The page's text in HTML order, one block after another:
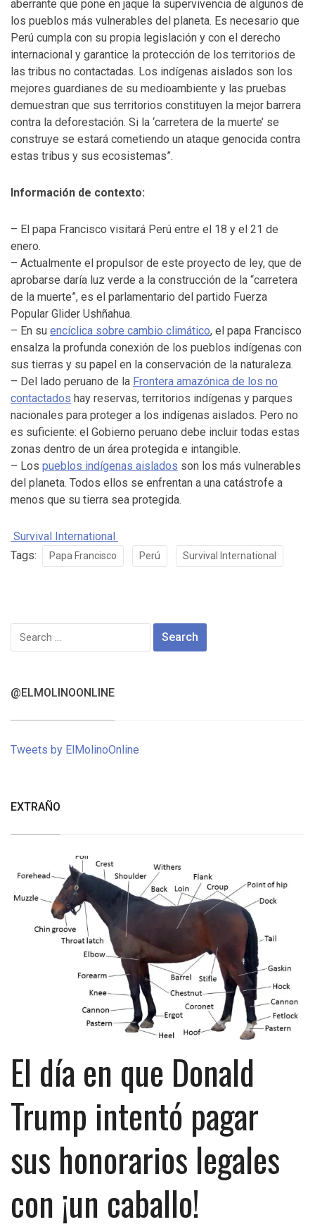
aberrante que pone en jaque la supervivencia de algunos de
los pueblos más vulnerables del planeta. Es necesario que
Perú cumpla con su propia legislación y con el derecho
internacional y garantice la protección de los territorios de
las tribus no contactadas. Los indígenas aislados son los
mejores guardianes de su medioambiente y las pruebas
demuestran que sus territorios constituyen la mejor barrera
contra la deforestación. Si la ‘carretera de la muerte’ se
construye se estará cometiendo un ataque genocida contra
estas tribus y sus ecosistemas”.
Información de contexto:
– El papa Francisco visitará Perú entre el 18 y el 21 de
enero.
– Actualmente el propulsor de este proyecto de ley, que de
aprobarse daría luz verde a la construcción de la “carretera
de la muerte”, es el parlamentario del partido Fuerza
Popular Glider Ushñahua.
– En su encíclica sobre cambio climático, el papa Francisco
ensalza la profunda conexión de los pueblos indígenas con
sus tierras y su papel en la conservación de la naturaleza.
– Del lado peruano de la Frontera amazónica de los no
contactados hay reservas, territorios indígenas y parques
nacionales para proteger a los indígenas aislados. Pero no
es suficiente: el Gobierno peruano debe incluir todas estas
zonas dentro de un área protegida e intangible.
– Los pueblos indígenas aislados son los más vulnerables
del planeta. Todos ellos se enfrentan a una catástrofe a
menos que su tierra sea protegida.
Survival International
Tags:
Papa Francisco Perú Survival International
Search
for:
@ELMOLINOONLINE
Tweets by ElMolinoOnline
EXTRAÑO
El día en que Donald
Trump intentó pagar
sus honorarios legales
con ¡un caballo!